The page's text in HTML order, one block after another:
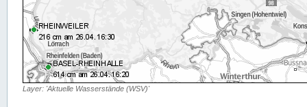
Layer: 'Aktuelle Wasserstände (WSV)'